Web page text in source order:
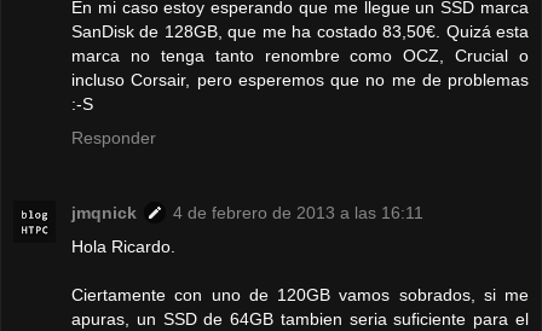
En mi caso estoy esperando que me llegue un SSD marca
SanDisk de 128GB, que me ha costado 83,50€. Quizá esta
marca no tenga tanto renombre como OCZ, Crucial o
incluso Corsair, pero esperemos que no me de problemas
:-S
Responder
jmqnick
4 de febrero de 2013 a las 16:11
Hola Ricardo.
Ciertamente con uno de 120GB vamos sobrados, si me
apuras, un SSD de 64GB tambien seria suficiente para el